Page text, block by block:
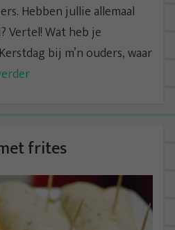
Hebben jullie allemaal
Vertel! Wat heb je
bij m’n ouders, waar
frites